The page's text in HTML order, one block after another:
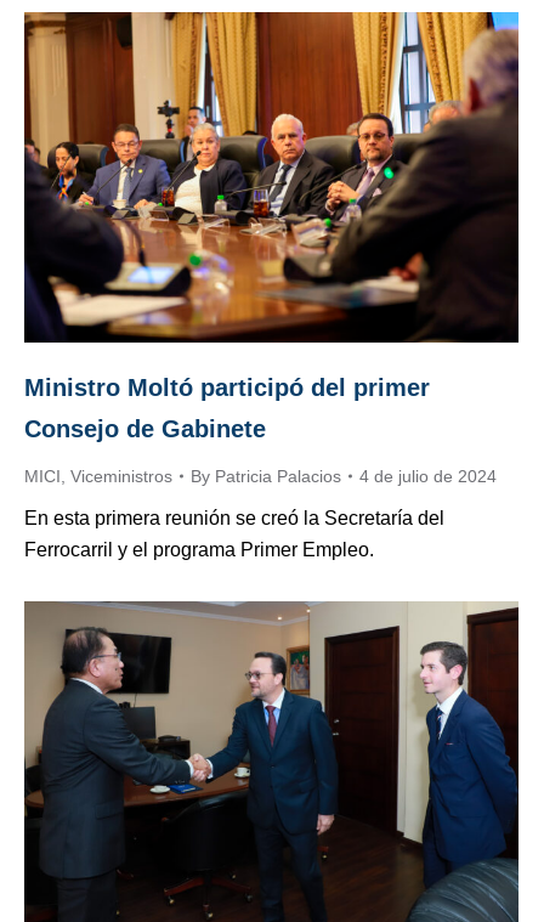
Ministro Moltó participó del primer
Consejo de Gabinete
MICI Viceministros By Patricia Palacios 4 de julio de 2024
En esta primera reunión se creó la Secretaría del
Ferrocarril y el programa Primer Empleo.